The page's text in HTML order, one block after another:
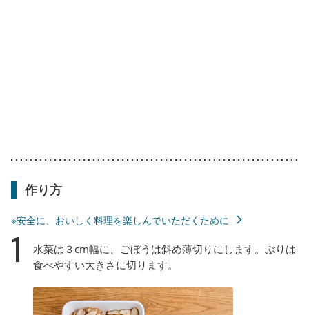
作り方
※安全に、おいしく料理を楽しんでいただくために
1
水菜は３cm幅に、ごぼうは斜め薄切りにします。ぶりは
食べやすい大きさに切ります。